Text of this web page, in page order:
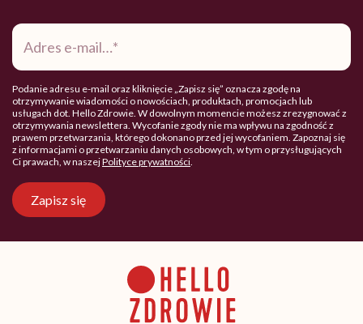
Adres
mail*
Podanie adresu e-mail oraz kliknięcie „Zapisz się” oznacza zgodę na
otrzymywanie wiadomości o nowościach, produktach, promocjach lub
usługach dot. Hello Zdrowie. W dowolnym momencie możesz zrezygnować z
otrzymywania newslettera. Wycofanie zgody nie ma wpływu na zgodność z
prawem przetwarzania, którego dokonano przed jej wycofaniem. Zapoznaj się
z informacjami o przetwarzaniu danych osobowych, w tym o przysługujących
Ci prawach, w naszejPolityce prywatności.
Zapisz się